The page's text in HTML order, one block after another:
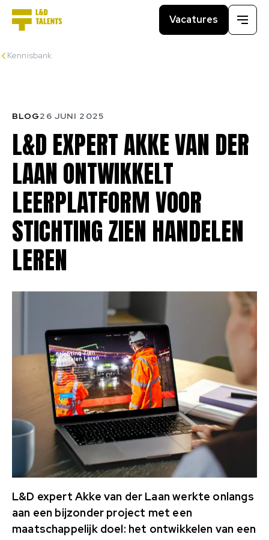
Vacatures
Menu
Kennisbank
L&D EXPERTAKKEVAN DER
LAANONTWIKKELT
LEERPLATFORMVOOR
STICHTINGZIEN HANDELEN
LEREN
BLOG26 JUNI 2025
L&D expert Akke van der Laan werkte onlangs
aan een bijzonder project met een
maatschappelijk doel: het ontwikkelen van een